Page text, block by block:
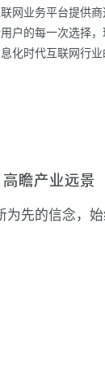
网业务平台提供
户的每一次选择
化时代互联网行业
瞻产业远景
为先的信念，